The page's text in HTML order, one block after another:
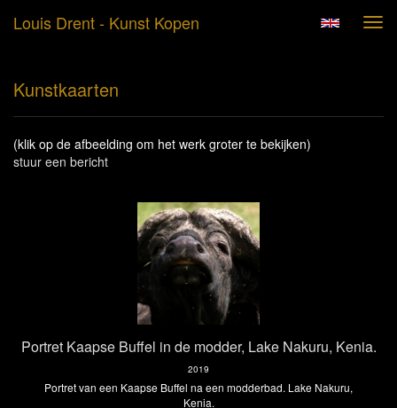
Louis Drent - Kunst Kopen
Kunstkaarten
(klik op de afbeelding om het werk groter te bekijken)
stuur een bericht
Portret Kaapse Buffel in de modder, Lake Nakuru, Kenia.
2019
Portret van een Kaapse Buffel na een modderbad. Lake Nakuru,
Kenia.